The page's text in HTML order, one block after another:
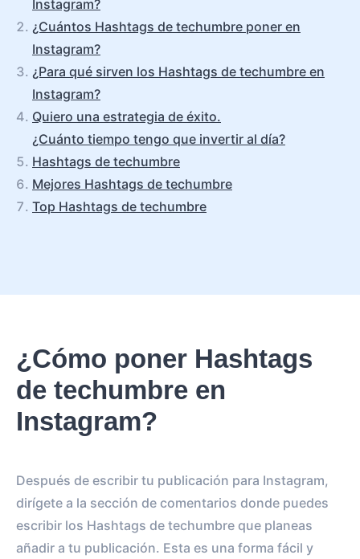
Instagram?
¿Cuántos Hashtags de techumbre poner en
Instagram?
¿Para qué sirven los Hashtags de techumbre en
Instagram?
Quiero una estrategia de éxito.
¿Cuánto tiempo tengo que invertir al día?
Hashtags de techumbre
Mejores Hashtags de techumbre
Top Hashtags de techumbre
¿Cómo poner Hashtags
de techumbre en
Instagram?
Después de escribir tu publicación para Instagram,
dirígete a la sección de comentarios donde puedes
escribir los Hashtags de techumbre que planeas
añadir a tu publicación. Esta es una forma fácil y